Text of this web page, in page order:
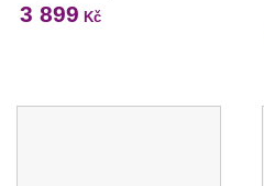
3 899 Kč